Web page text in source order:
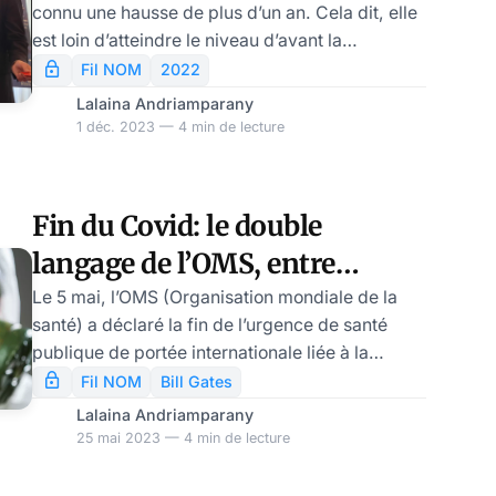
connu une hausse de plus d’un an. Cela dit, elle
est loin d’atteindre le niveau d’avant la
pandémie. En effet, elle n’est que de 77,5 ans,
soit l’espérance de vie estimée il y a deux
décennies. Avec cette espérance de vie, les
Fil NOM
2022
Lalaina Andriamparany
1 déc. 2023 — 4 min de lecture
Fin du Covid: le double
langage de l’OMS, entre
optimisme et orchestration de
la peur
Le 5 mai, l’OMS (Organisation mondiale de la
santé) a déclaré la fin de l’urgence de santé
publique de portée internationale liée à la
Covid-19, mise en place depuis le 30 janvier
2020. Lundi, lors d’une réunion de l’Assemblée
mondiale de la Santé à Genève, son directeur
Fil NOM
Bill Gates
Lalaina Andriamparany
25 mai 2023 — 4 min de lecture